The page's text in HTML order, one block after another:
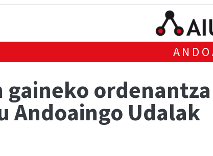
gaineko
Andoaingo Udalak